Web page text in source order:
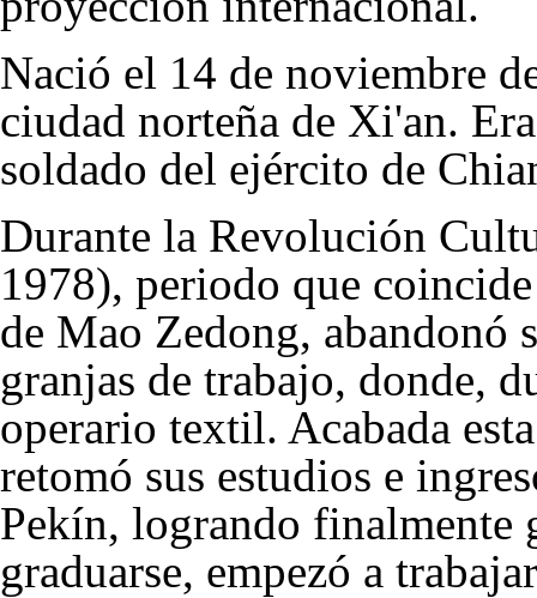
Nació el 14 de noviembre
ciudad norteña de Xi'an.
soldado del ejército de
Durante la Revolución
1978), periodo que
de Mao Zedong, abandonó
granjas de trabajo, donde,
operario textil. Acabada
retomó sus estudios e
Pekín, logrando finalmente
graduarse, empezó a